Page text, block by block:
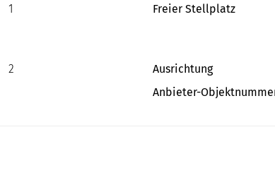
1 Freier Stellplatz
2 Ausrichtung
Anbieter-